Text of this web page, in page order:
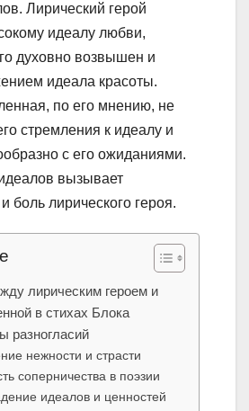
Лирический герой
идеалу любви,
духовно возвышен и
идеала красоты.
по его мнению, не
стремления к идеалу и
с его ожиданиями.
вызывает
боль лирического героя.
лирическим героем и
в стихах Блока
разногласий
нежности и страсти
соперничества в поэзии
идеалов и ценностей